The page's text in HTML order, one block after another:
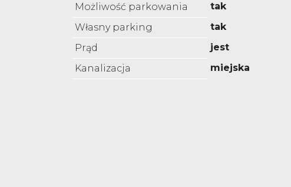
Możliwość parkowania
tak
Własny parking
tak
Prąd
jest
Kanalizacja
miejska